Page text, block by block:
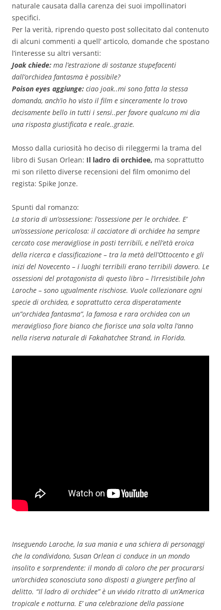
naturale causata dalla carenza dei suoi impollinatori
specifici.
Per la verità, riprendo questo post sollecitato dal contenuto
di alcuni commenti a quell’ articolo, domande che spostano
l’interesse su altri versanti:
Joak chiede: ma l’estrazione di sostanze stupefacenti
dall’orchidea fantasma è possibile?
Poison eyes aggiunge: ciao joak..mi sono fatta la stessa
domanda, anch’io ho visto il film e sinceramente lo trovo
decisamente bello in tutti i sensi..per favore qualcuno mi dia
una risposta giustificata e reale..grazie.
Mosso dalla curiosità ho deciso di rileggermi la trama del
libro di Susan Orlean: Il ladro di orchidee, ma soprattutto
mi son riletto diverse recensioni del film omonimo del
regista: Spike Jonze.
Spunti dal romanzo:
La storia di un’ossessione: l’ossessione per le orchidee. E’
un’ossessione pericolosa: il cacciatore di orchidee ha sempre
cercato cose meravigliose in posti terribili, e nell’età eroica
della ricerca e classificazione – tra la metà dell’Ottocento e gli
inizi del Novecento – i luoghi terribili erano terribili davvero. Le
ossessioni del protagonista di questo libro – l’irresistibile John
Laroche – sono ugualmente rischiose. Vuole collezionare ogni
specie di orchidea, e soprattutto cerca disperatamente
un”orchidea fantasma”, la famosa e rara orchidea con un
meraviglioso fiore bianco che fiorisce una sola volta l’anno
nella riserva naturale di Fakahatchee Strand, in Florida.
Inseguendo Laroche, la sua mania e una schiera di personaggi
che la condividono, Susan Orlean ci conduce in un mondo
insolito e sorprendente: il mondo di coloro che per procurarsi
un’orchidea sconosciuta sono disposti a giungere perfino al
delitto. “Il ladro di orchidee” è un vivido ritratto di un’America
tropicale e notturna. E’ una celebrazione della passione